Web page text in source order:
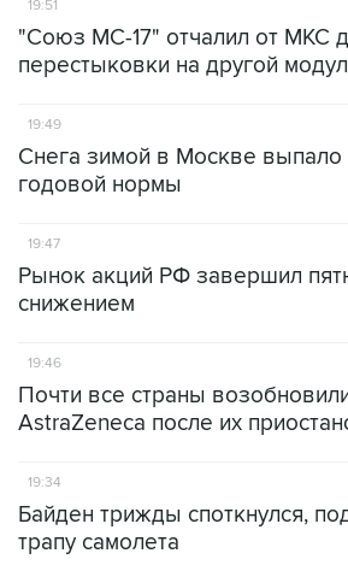
19:51
"Союз МС-17" отчалил от МКС
перестыковки на другой
19:49
Снега зимой в Москве выпало
годовой нормы
19:47
Рынок акций РФ завершил
снижением
19:46
Почти все страны
AstraZeneca после их
19:34
Байден трижды споткнулся,
трапу самолета